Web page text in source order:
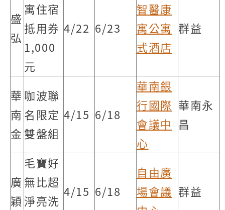
盛
弘
寓住宿
抵用券
1,000
元
4/22 6/23
智醫康
寓公寓
式酒店
群益
華
南
金
咖波聯
名限定
雙盤組
4/15 6/18
華南銀
行國際
會議中
心
華南永
昌
廣
穎
毛寶好
無比超
淨亮洗
4/15 6/18
自由廣
場會議 群益